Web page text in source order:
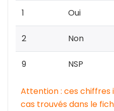
1 Oui
2 Non
9 NSP
Attention : ces chiffres
cas trouvés dans le